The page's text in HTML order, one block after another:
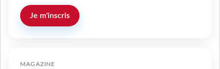
Je m'inscris
MAGAZINE